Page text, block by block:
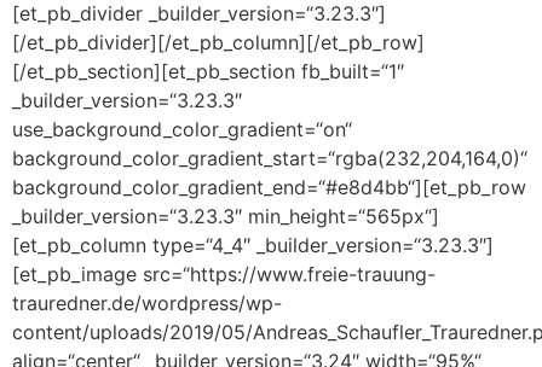
[et_pb_divider _builder_version=“3.23.3″]
[/et_pb_divider][/et_pb_column][/et_pb_row]
[/et_pb_section][et_pb_section fb_built=“1″
_builder_version=“3.23.3″
use_background_color_gradient=“on“
background_color_gradient_start=“rgba(232,204,164,0)“
background_color_gradient_end=“#e8d4bb“][et_pb_row
_builder_version=“3.23.3″ min_height=“565px“]
[et_pb_column type=“4_4″ _builder_version=“3.23.3″]
[et_pb_image src=“https://www.freie-trauung-
trauredner.de/wordpress/wp-
content/uploads/2019/05/
align=“center“ _builder_version=“3.24″ width=“95%“